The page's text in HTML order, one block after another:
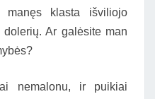
klasta išviliojo
Ar galėsite man
nemalonu, ir puikiai